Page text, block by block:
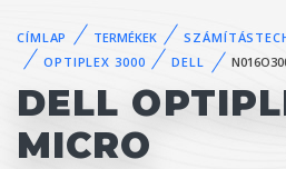
CÍMLAP TERMÉKEK
OPTIPLEX 3000
DELL
DELL
MICRO